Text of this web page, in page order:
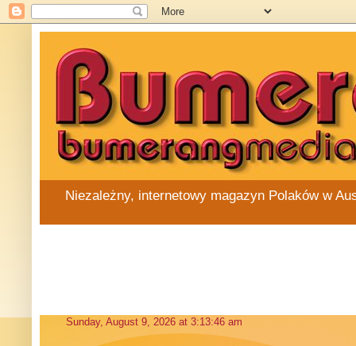
Niezależny, internetowy magazyn Polaków w